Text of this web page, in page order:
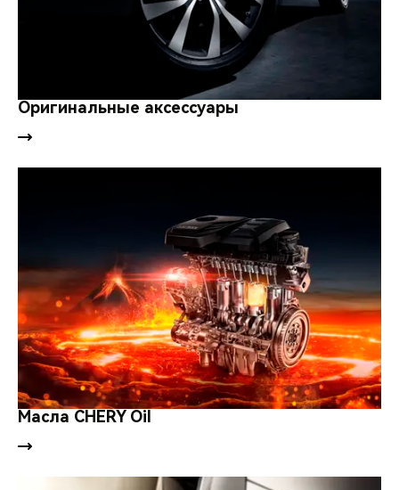
Оригинальные аксессуары
Масла CHERY Oil